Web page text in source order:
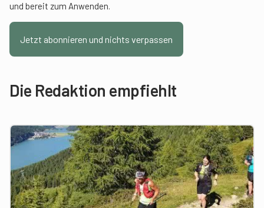
und bereit zum Anwenden.
Jetzt abonnieren und nichts verpassen
Die Redaktion empfiehlt